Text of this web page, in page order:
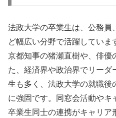
法政大学の卒業生は、公務員
ど幅広い分野で活躍してい
京都知事の猪瀬直樹や、俳優
た、経済界や政治界でリーダ
生も多く、法政大学の就職後
に強固です。同窓会活動やキ
卒業生同士の連携がキャリア